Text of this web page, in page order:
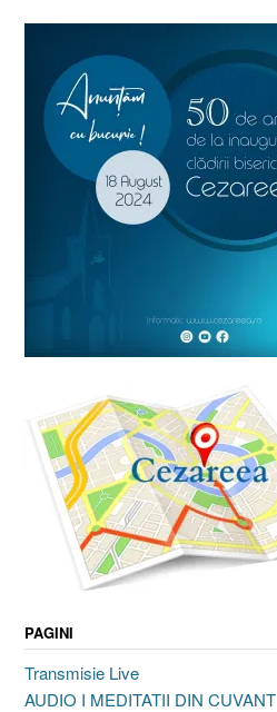
PAGINI
Transmisie Live
AUDIO I MEDITATII DIN CUVANT